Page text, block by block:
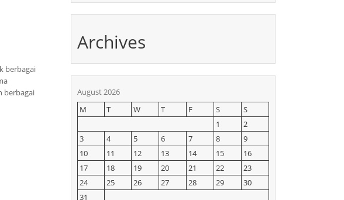
berbagai
berbagai
Archives
August 2026
M
T W T F S
S
1
2
3
4 5 6 7 8
9
10
11 12 13 14 15
16
17
18 19 20 21 22
23
24
25 26 27 28 29
30
31